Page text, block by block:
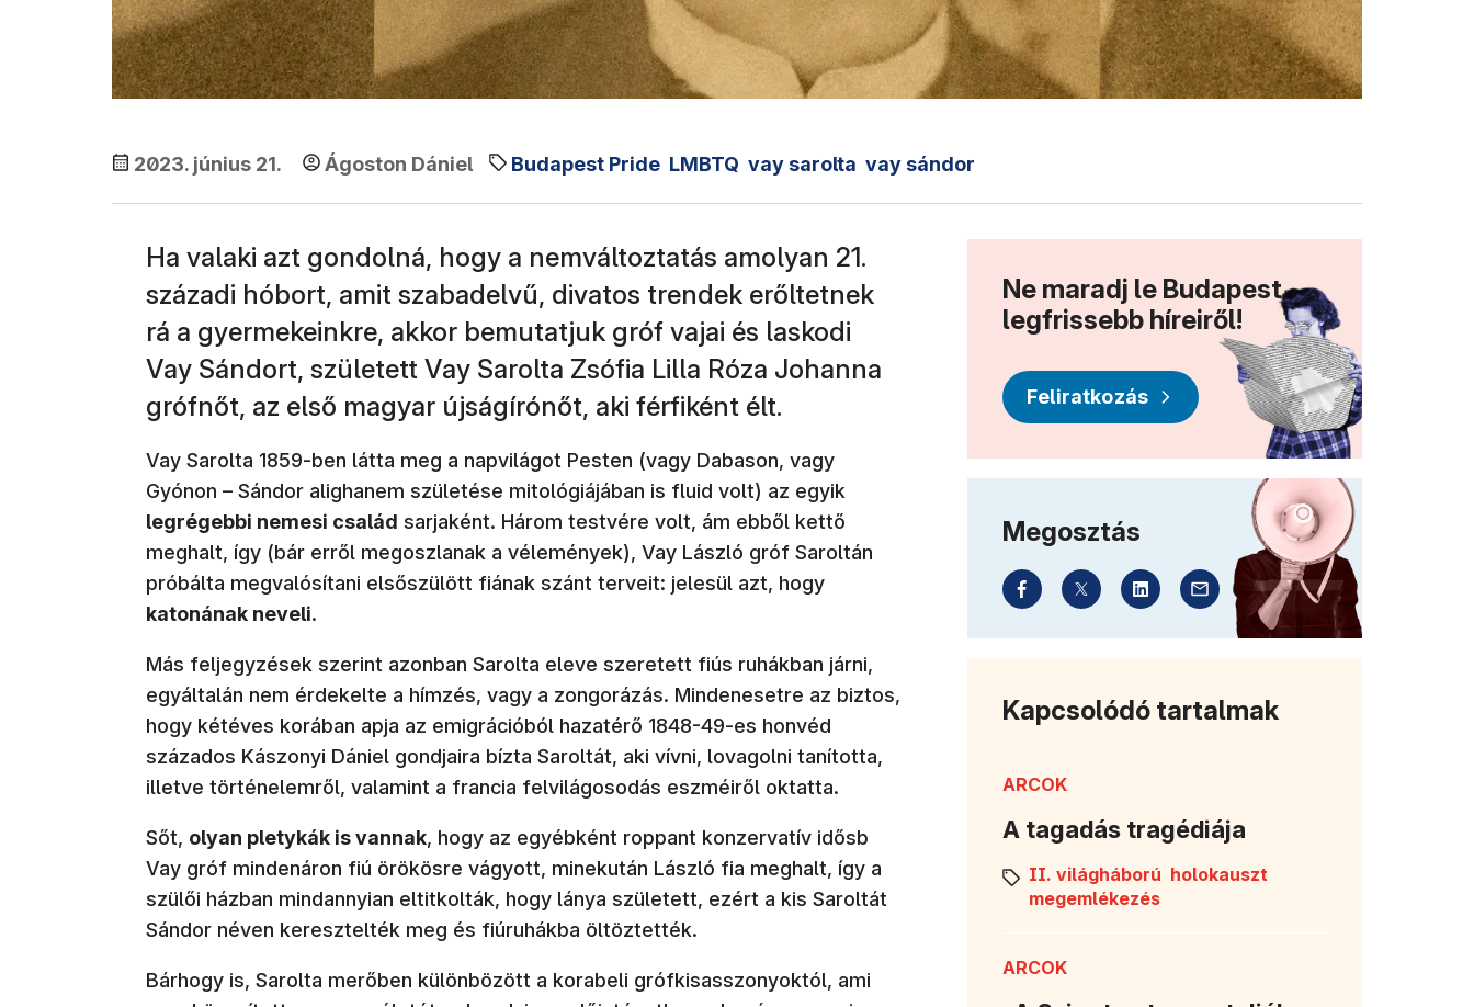
2023. június 21. Ágoston Dániel Budapest Pride LMBTQ vay sarolta vay sándor
Ha valaki azt gondolná, hogy a nemváltoztatás amolyan 21.
századi hóbort, amit szabadelvű, divatos trendek erőltetnek
rá a gyermekeinkre, akkor bemutatjuk gróf vajai és laskodi
Vay Sándort, született Vay Sarolta Zsófia Lilla Róza Johanna
grófnőt, az első magyar újságírónőt, aki férfiként élt.
Vay Sarolta 1859-ben látta meg a napvilágot Pesten (vagy Dabason, vagy
Gyónon – Sándor alighanem születése mitológiájában is fluid volt) az egyik
legrégebbi nemesi család sarjaként. Három testvére volt, ám ebből kettő
meghalt, így (bár erről megoszlanak a vélemények), Vay László gróf Saroltán
próbálta megvalósítani elsőszülött fiának szánt terveit: jelesül azt, hogy
katonának neveli.
Más feljegyzések szerint azonban Sarolta eleve szeretett fiús ruhákban járni,
egyáltalán nem érdekelte a hímzés, vagy a zongorázás. Mindenesetre az biztos,
hogy kétéves korában apja az emigrációból hazatérő 1848-49-es honvéd
százados Kászonyi Dániel gondjaira bízta Saroltát, aki vívni, lovagolni tanította,
illetve történelemről, valamint a francia felvilágosodás eszméiről oktatta.
Sőt, olyan pletykák is vannak, hogy az egyébként roppant konzervatív idősb
Vay gróf mindenáron fiú örökösre vágyott, minekután László fia meghalt, így a
szülői házban mindannyian eltitkolták, hogy lánya született, ezért a kis Saroltát
Sándor néven keresztelték meg és fiúruhákba öltöztették.
Bárhogy is, Sarolta merőben különbözött a korabeli grófkisasszonyoktól, ami
Ne maradj le Budapest
legfrissebb híreiről!
Feliratkozás
Megosztás
Kapcsolódó tartalmak
ARCOK
A tagadás tragédiája
II. világháború holokauszt
megemlékezés
ARCOK